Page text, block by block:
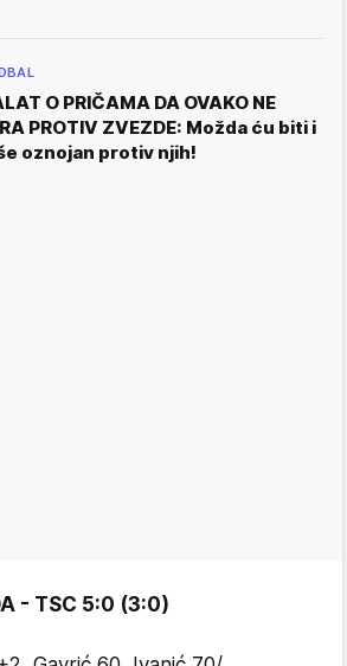
O PRIČAMA DA OVAKO NE
PROTIV ZVEZDE: Možda ću biti i
oznojan protiv njih!
- TSC 5:0 (3:0)